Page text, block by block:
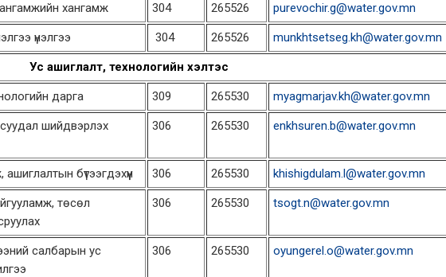
хангамж 304 265526 purevochir.g@water.gov.mn
үнэлгээ 304 265526 munkhtsetseg.kh@water.gov.mn
Ус ашиглалт, технологийн хэлтэс
дарга 309 265530 myagmarjav.kh@water.gov.mn
шийдвэрлэх
306 265530 enkhsuren.b@water.gov.mn
бүтээгдэхүүн 306 265530 khishigdulam.l@water.gov.mn
төсөл
306 265530 tsogt.n@water.gov.mn
салбарын ус
306 265530 oyungerel.o@water.gov.mn